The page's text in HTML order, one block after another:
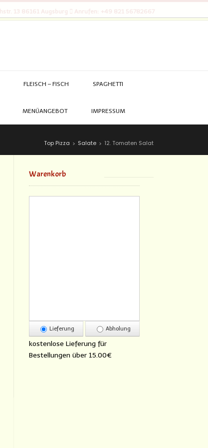
FLEISCH – FISCH SPAGHETTI
MENÜANGEBOT IMPRESSUM
Top Pizza > Salate > 12. Tomaten Salat
Warenkorb
Lieferung Abholung
kostenlose Lieferung für
Bestellungen über 15.00€